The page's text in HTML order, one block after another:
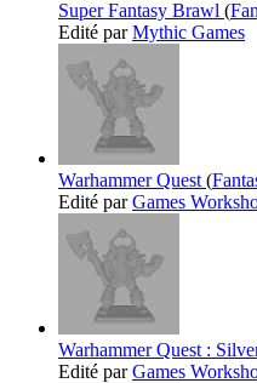
Super Fantasy Brawl (
Edité parMythic Games
Warhammer Quest (
Edité parGames
Warhammer Quest :
Edité parGames